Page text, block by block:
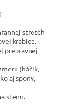
stretch
krabice.
prepravnej
(háčik,
aj spony,
stenu.